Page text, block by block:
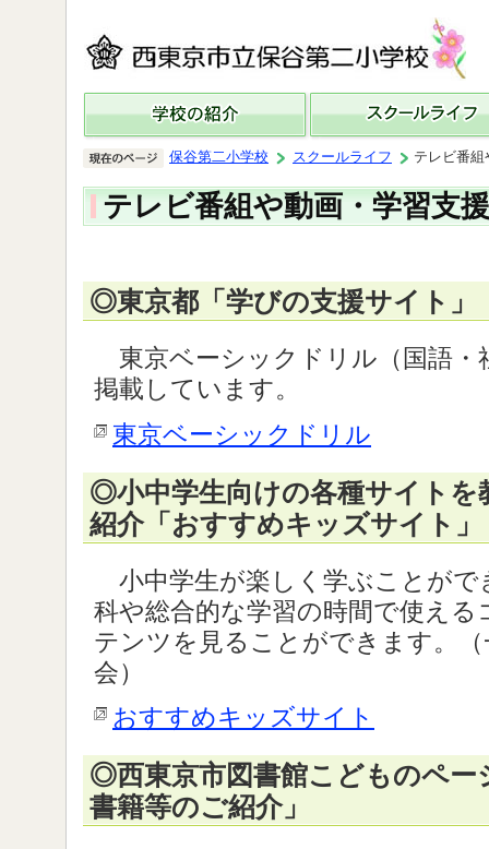
保谷第二小学校 スクールライフ テレビ番
テレビ番組や動画・学習支
◎東京都「学びの支援サイト」
東京ベーシックドリル（国語・
掲載しています。
東京ベーシックドリル
◎小中学生向けの各種サイトを
紹介「おすすめキッズサイト」
小中学生が楽しく学ぶことがで
科や総合的な学習の時間で使える
テンツを見ることができます。
会）
おすすめキッズサイト
◎西東京市図書館こどものペー
書籍等のご紹介」